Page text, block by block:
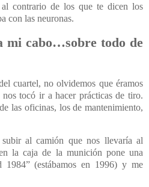
contrario de los que te dicen los
con las neuronas.
mi cabo…sobre todo de
cuartel, no olvidemos que éramos
tocó ir a hacer prácticas de tiro.
las oficinas, los de mantenimiento,
subir al camión que nos llevaría al
la caja de la munición pone una
1984” (estábamos en 1996) y me